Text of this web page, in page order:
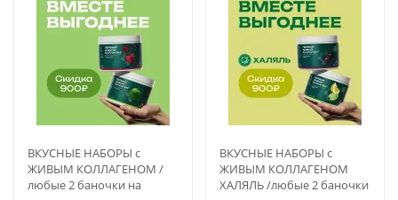
ВКУСНЫЕ НАБОРЫ с
ЖИВЫМ КОЛЛАГЕНОМ /
любые 2 баночки на
ВКУСНЫЕ НАБОРЫ с
ЖИВЫМ КОЛЛАГЕНОМ
ХАЛЯЛЬ /любые 2 баночки